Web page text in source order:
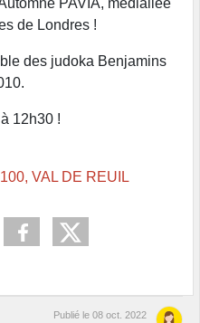
de Londres !
des judoka Benjamins
12h30 !
VAL DE REUIL
Publié le 08 oct. 2022